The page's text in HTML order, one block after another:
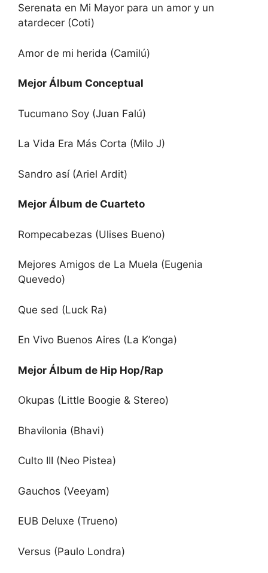
Serenata en Mi Mayor para un amor y un
atardecer (Coti)
Amor de mi herida (Camilú)
Mejor Álbum Conceptual
Tucumano Soy (Juan Falú)
La Vida Era Más Corta (Milo J)
Sandro así (Ariel Ardit)
Mejor Álbum de Cuarteto
Rompecabezas (Ulises Bueno)
Mejores Amigos de La Muela (Eugenia
Quevedo)
Que sed (Luck Ra)
En Vivo Buenos Aires (La K’onga)
Mejor Álbum de Hip Hop/Rap
Okupas (Little Boogie & Stereo)
Bhavilonia (Bhavi)
Culto III (Neo Pistea)
Gauchos (Veeyam)
EUB Deluxe (Trueno)
Versus (Paulo Londra)